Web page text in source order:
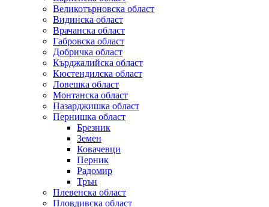
Великотърновска област
Видинска област
Врачанска област
Габровска област
Добричка област
Кърджалийска област
Кюстендилска област
Ловешка област
Монтанска област
Пазарджишка област
Пернишка област
Брезник
Земен
Ковачевци
Перник
Радомир
Трън
Плевенска област
Пловдивска област